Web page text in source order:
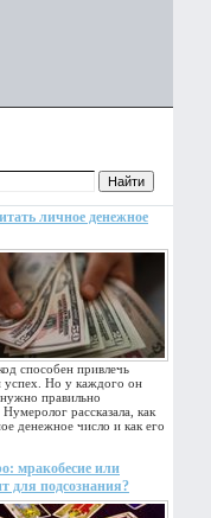
личное денежное
способен привлечь
успех. Но у каждого он
правильно
Нумеролог рассказала, как
денежное число и как его
мракобесие или
для подсознания?